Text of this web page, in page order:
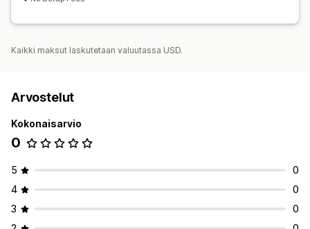
Kaikki maksut laskutetaan valuutassa USD.
Arvostelut
Kokonaisarvio
0
5
0
4
0
3
0